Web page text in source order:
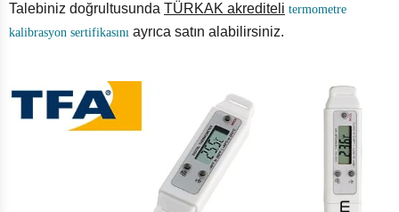
Talebiniz doğrultusunda TÜRKAK akrediteli termometre
kalibrasyon sertifikasını ayrıca satın alabilirsiniz.